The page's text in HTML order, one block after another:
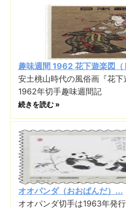
趣味週間 1962 花下遊楽図
安土桃山時代の風俗画『花
1962年切手趣味週間記
続きを読む »
オオパンダ（おおぱんだ）...
オオパンダ切手は1963年発